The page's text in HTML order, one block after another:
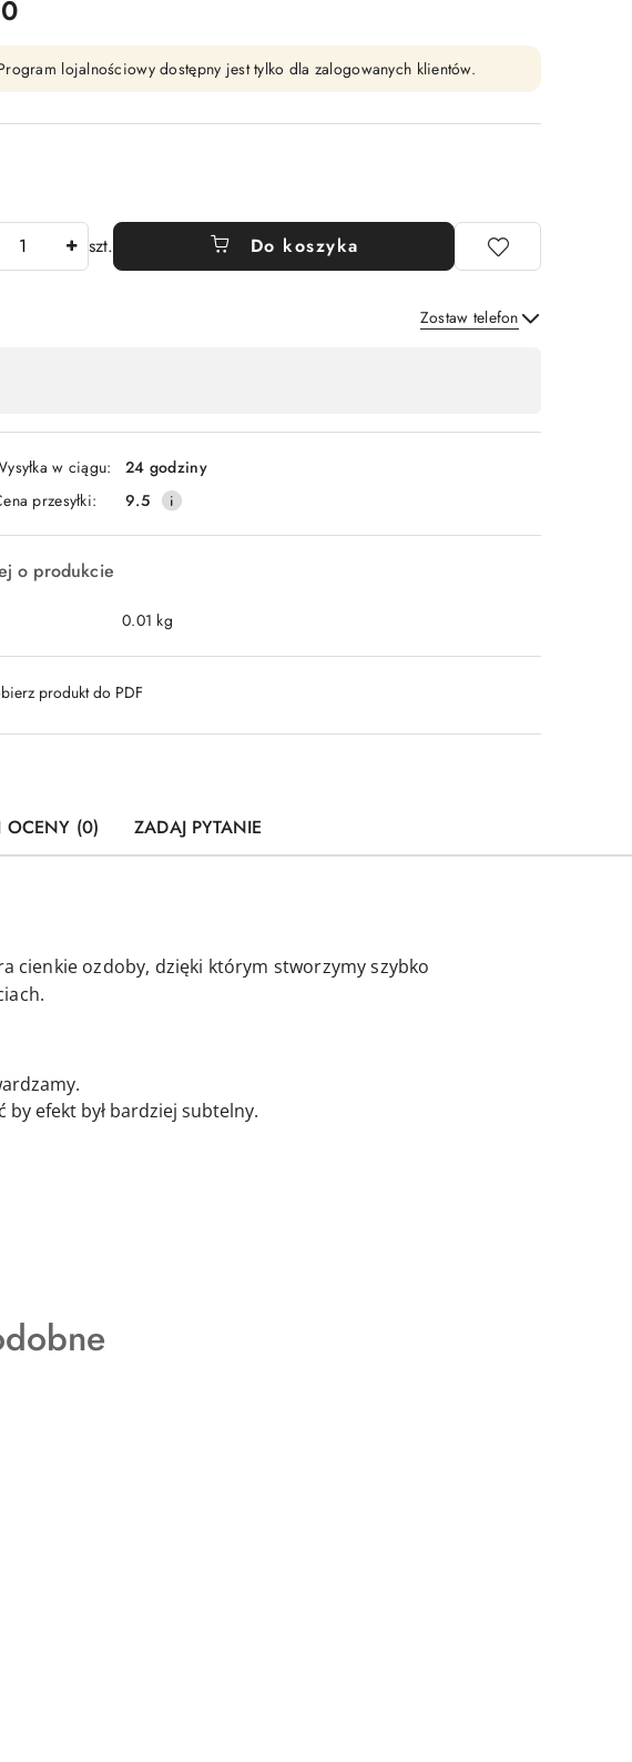
lojalnościowy dostępny jest tylko dla zalogowanych klientów.
szt. Do koszyka
Zostaw telefon
w ciągu:
24 godziny
przesyłki:
9.5
o produkcie
0.01 kg
produkt do PDF
OCENY (0) ZADAJ PYTANIE
cienkie ozdoby, dzięki którym stworzymy szybko
efekt był bardziej subtelny.